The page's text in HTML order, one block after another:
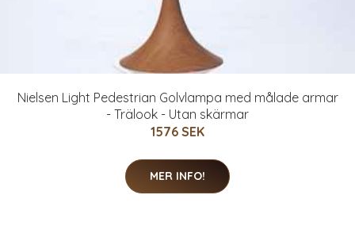
Nielsen Light Pedestrian Golvlampa med målade armar
- Trälook - Utan skärmar
1576 SEK
MER INFO!